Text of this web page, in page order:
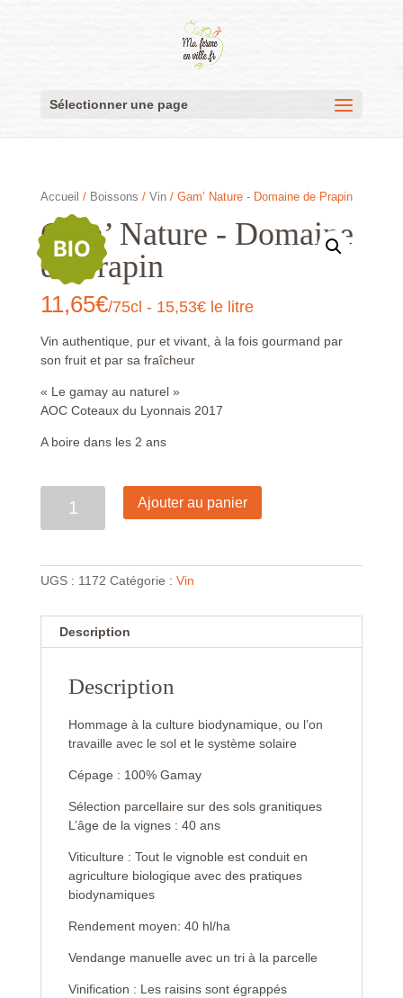
Sélectionner une page
Accueil / Boissons / Vin/ Gam’ Nature - Domaine de Prapin
BIO
Gam’ Nature - Domaine
de Prapin
11,65€/75cl - 15,53€ le litre
Vin authentique, pur et vivant, à la fois gourmand par
son fruit et par sa fraîcheur
« Le gamay au naturel »
AOC Coteaux du Lyonnais 2017
A boire dans les 2 ans
Ajouter au panier
UGS : 1172 Catégorie : Vin
Description
Description
Hommage à la culture biodynamique, ou l’on
travaille avec le sol et le système solaire
Cépage : 100% Gamay
Sélection parcellaire sur des sols granitiques
L’âge de la vignes : 40 ans
Viticulture : Tout le vignoble est conduit en
agriculture biologique avec des pratiques
biodynamiques
Rendement moyen: 40 hl/ha
Vendange manuelle avec un tri à la parcelle
Vinification : Les raisins sont égrappés